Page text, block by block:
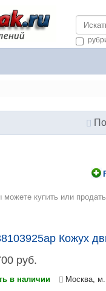
купить или
Кожух
руб.
в наличии Москва,